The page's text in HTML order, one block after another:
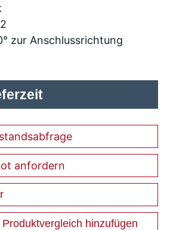
zur Anschlussrichtung
anfordern
hinzufügen